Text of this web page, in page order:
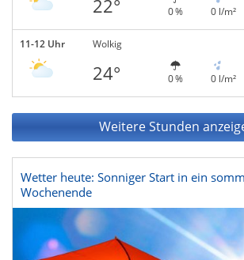
22° 0 % 0 l/m²
11-12 Uhr Wolkig
24° 0 % 0 l/m²
Weitere Stunden
Wetter heute: Sonniger Start in ein
Wochenende